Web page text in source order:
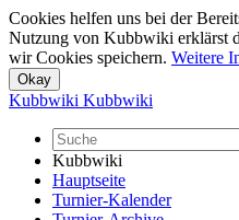
Cookies helfen uns bei der
Nutzung von Kubbwiki erklärst
wir Cookies speichern. Weitere
Kubbwiki Kubbwiki
Kubbwiki
Hauptseite
Turnier-Kalender